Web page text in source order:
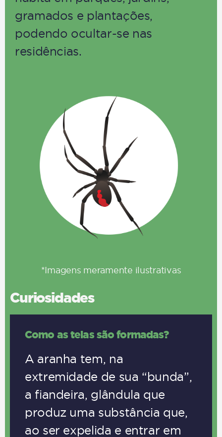
gramados e plantações,
podendo ocultar-se nas
residências.
*Imagens meramente ilustrativas
Curiosidades
Como as teias são formadas?
A aranha tem, na
extremidade de sua “bunda”,
a fiandeira, glândula que
produz uma substância que,
ao ser expelida e entrar em